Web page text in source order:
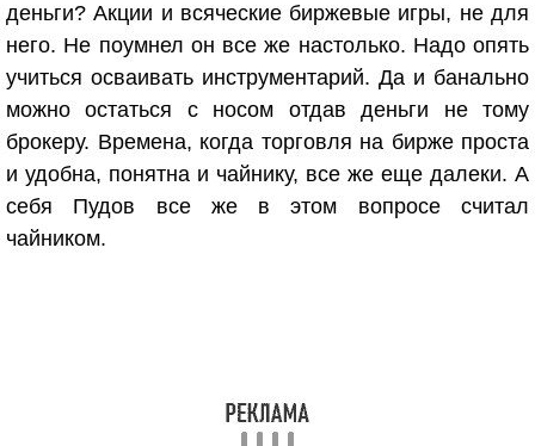
деньги? Акции и всяческие биржевые игры, не для
него. Не поумнел он все же настолько. Надо опять
учиться осваивать инструментарий. Да и банально
можно остаться с носом отдав деньги не тому
брокеру. Времена, когда торговля на бирже проста
и удобна, понятна и чайнику, все же еще далеки. А
себя Пудов все же в этом вопросе считал
чайником.